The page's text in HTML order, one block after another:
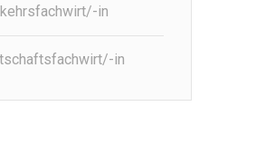
in
in